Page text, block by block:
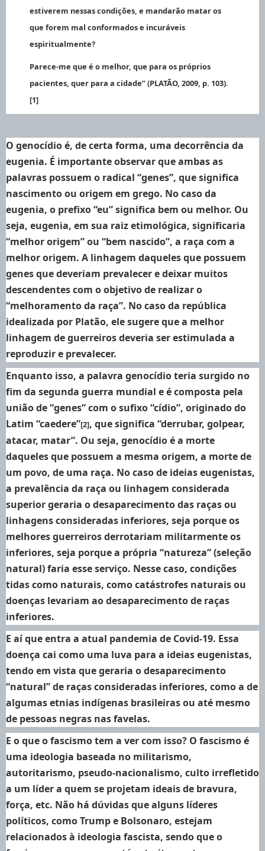
estiverem nessas condições, e mandarão matar os
que forem mal conformados e incuráveis
espiritualmente?
Parece-me que é o melhor, que para os próprios
pacientes, quer para a cidade” (PLATÃO, 2009, p. 103).
[1]
O genocídio é, de certa forma, uma decorrência da
eugenia. É importante observar que ambas as
palavras possuem o radical “genes”, que significa
nascimento ou origem em grego. No caso da
eugenia, o prefixo “eu” significa bem ou melhor. Ou
seja, eugenia, em sua raiz etimológica, significaria
“melhor origem” ou “bem nascido”, a raça com a
melhor origem. A linhagem daqueles que possuem
genes que deveriam prevalecer e deixar muitos
descendentes com o objetivo de realizar o
“melhoramento da raça”. No caso da república
idealizada por Platão, ele sugere que a melhor
linhagem de guerreiros deveria ser estimulada a
reproduzir e prevalecer.
Enquanto isso, a palavra genocídio teria surgido no
fim da segunda guerra mundial e é composta pela
união de “genes” com o sufixo “cídio”, originado do
Latim “caedere”[2], que significa “derrubar, golpear,
atacar, matar”. Ou seja, genocídio é a morte
daqueles que possuem a mesma origem, a morte de
um povo, de uma raça. No caso de ideias eugenistas,
a prevalência da raça ou linhagem considerada
superior geraria o desaparecimento das raças ou
linhagens consideradas inferiores, seja porque os
melhores guerreiros derrotariam militarmente os
inferiores, seja porque a própria “natureza” (seleção
natural) faria esse serviço. Nesse caso, condições
tidas como naturais, como catástrofes naturais ou
doenças levariam ao desaparecimento de raças
inferiores.
E aí que entra a atual pandemia de Covid-19. Essa
doença cai como uma luva para a ideias eugenistas,
tendo em vista que geraria o desaparecimento
“natural” de raças consideradas inferiores, como a de
algumas etnias indígenas brasileiras ou até mesmo
de pessoas negras nas favelas.
E o que o fascismo tem a ver com isso? O fascismo é
uma ideologia baseada no militarismo,
autoritarismo, pseudo-nacionalismo, culto irrefletido
a um líder a quem se projetam ideais de bravura,
força, etc. Não há dúvidas que alguns líderes
políticos, como Trump e Bolsonaro, estejam
relacionados à ideologia fascista, sendo que o